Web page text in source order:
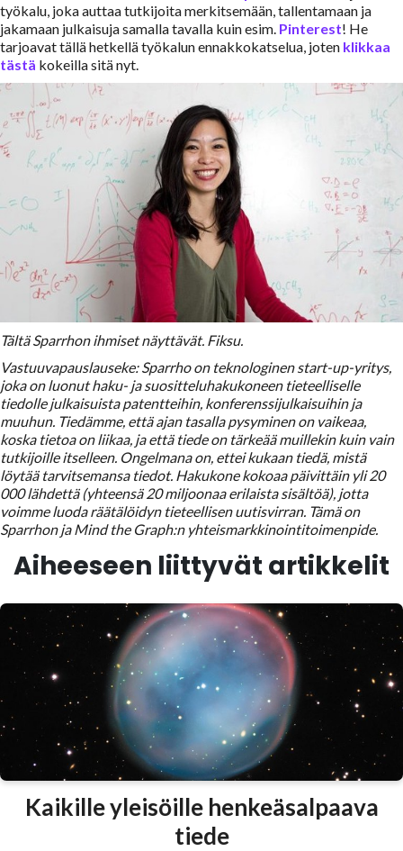
työkalu, joka auttaa tutkijoita merkitsemään, tallentamaan ja
jakamaan julkaisuja samalla tavalla kuin esim. Pinterest! He
tarjoavat tällä hetkellä työkalun ennakkokatselua, joten klikkaa
tästä kokeilla sitä nyt.
Tältä Sparrhon ihmiset näyttävät. Fiksu.
Vastuuvapauslauseke: Sparrho on teknologinen start-up-yritys,
joka on luonut haku- ja suositteluhakukoneen tieteelliselle
tiedolle julkaisuista patentteihin, konferenssijulkaisuihin ja
muuhun. Tiedämme, että ajan tasalla pysyminen on vaikeaa,
koska tietoa on liikaa, ja että tiede on tärkeää muillekin kuin vain
tutkijoille itselleen. Ongelmana on, ettei kukaan tiedä, mistä
löytää tarvitsemansa tiedot. Hakukone kokoaa päivittäin yli 20
000 lähdettä (yhteensä 20 miljoonaa erilaista sisältöä), jotta
voimme luoda räätälöidyn tieteellisen uutisvirran. Tämä on
Sparrhon ja Mind the Graph:n yhteismarkkinointitoimenpide.
Aiheeseen liittyvät artikkelit
Kaikille yleisöille henkeäsalpaava
tiede